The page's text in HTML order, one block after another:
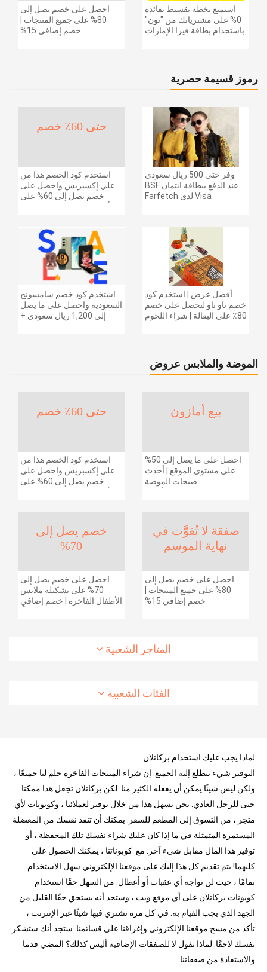
احصل على خصم يصل إلى
80% على جميع المنتجات |
خصم إضافي 15%
استمتع بخطة تقسيط بفائدة
0% على مشترياتك من "نون"
باستخدام بطاقة فيزا الإمارات
رموز قسيمة حصرية
حتى 60٪ خصم
استخدم كود الخصم هذا من
علي إكسبريس واحصل على
خصم يصل إلى 60% على
بقيمة 155 دولارًا أمريكيًا على
الطلبات التي تزيد قيمتها عن
1425 ريالًا سعوديًا | شحن مج
وفر حتى 500 ريال سعودي
عند الدفع ببطاقة ائتمان BSF
Visa لدى Farfetch
استخدم كود خصم سامسونج
السعودية واحصل على ما يصل
إلى 1,200 ريال سعودي +
أفضل عرض | استخدم كود
خصم ناو ناو لتحصل على خصم
80٪ على البقالة | شراء اللحوم
الموضة والملابس عروض
حتى 60٪ خصم
استخدم كود الخصم هذا من
علي إكسبريس واحصل على
خصم يصل إلى 60% على
الطلبات التي تزيد قيمتها عن
1425 ريالًا سعوديًا | شحن مج
بيع أمازون
احصل على ما يصل إلى 50%
على مستوى الموقع | أحدث
صيحات الموضة
خصم يصل إلى
70%
احصل على خصم يصل إلى
70% على تشكيلة ملابس
الأطفال الفاخرة | خصم إضافي
صفقة لا تُفوَّت في
نهاية الموسم
احصل على خصم يصل إلى
80% على جميع المنتجات |
خصم إضافي 15%
المتاجر الشعبية
الفئات الشعبية
لماذا يجب عليك استخدام بركاتلان
التوفير شيء يتطلع إليه الجميع. إن شراء المنتجات الفاخرة حلم لنا جميعًا ،
ولكن ليس شيئًا يمكن أن يفعله الكثير منا. لكن بركاتلان تجعل هذا ممكنا
حتى للرجل العادي. نحن نسهل هذا من خلال توفير لعملائنا ، وكوبونات لأي
متجر ، من التسوق إلى المطعم للسفر. يمكنك أن تنقذ نفسك من المعضلة
المستمرة المتمثلة في ما إذا كان عليك شراء نفسك تلك المحفظة ، أو
توفير هذا المال مقابل شيء آخر. مع كوبوناتنا ، يمكنك الحصول على
كليهما! يتم تقديم كل هذا إليك على موقعنا الإلكتروني سهل الاستخدام
تمامًا ، حيث لن تواجه أي عقبات أو أعطال. من السهل حقًا استخدام
كوبونات بركاتلان على أي موقع ويب ، وستجد أنه يستحق حقًا القليل من
الجهد الذي يجب القيام به. في كل مرة تشتري فيها شيئًا عبر الإنترنت ،
تأكد من مسح موقعنا الإلكتروني وإغراقنا على قسائمنا. ستجد أنك ستشكر
نفسك لاحقًا. لماذا نقول لا للصفقات الإضافية أليس كذلك؟ المضي قدما
والاستفادة من صفقاتنا.